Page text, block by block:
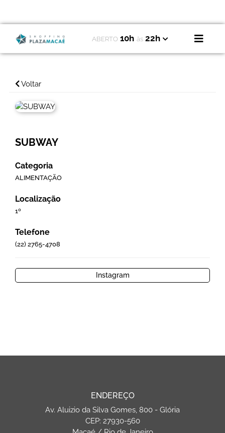
ABERTO 10h às 22h
Voltar
SUBWAY
Categoria
ALIMENTAÇÃO
Localização
1º
Telefone
(22) 2765-4708
Instagram
ENDEREÇO
Av. Aluizio da Silva Gomes, 800 - Glória
CEP: 27930-560